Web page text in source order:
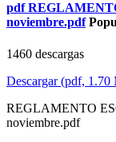
pdf
noviembre.pdf
1460 descargas
Descargar(pdf, 1.70
REGLAMENTO
noviembre.pdf